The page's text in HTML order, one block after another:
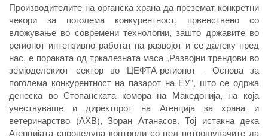
Производителите на органска храна да преземат конкретни
чекори за поголема конкурентност, првенствено со
вложување во современи технологии, зашто државите во
регионот интензивно работат на развојот и се далеку пред
нас, е пораката од тркалезната маса „Развојни трендови во
земјоделскиот сектор во ЦЕФТА-регионот - Основа за
поголема конкурентност на пазарот на ЕУ“, што се одржа
денеска во Стопанската комора на Македонија, на која
учествуваше и директорот на Агенција за храна и
ветеринарство (АХВ), Зоран Атанасов. Тој истакна дека
Агенцијата спроведува контроли со цел потрошувачите да